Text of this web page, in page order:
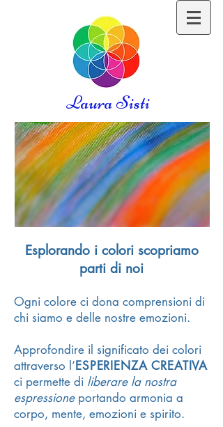
Laura Sisti
Corsi
Esplorando i colori scopriamo
parti di noi
Ogni colore ci dona comprensioni di
chi siamo e delle nostre emozioni.
Approfondire il significato dei colori
attraverso l’ESPERIENZA CREATIVA
ci permette di liberare la nostra
espressioneportando armonia a
corpo, mente, emozioni e spirito.